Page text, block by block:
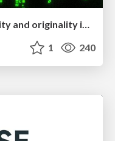
1 240